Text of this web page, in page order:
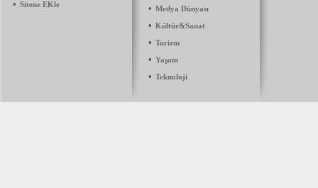
• Sitene EKle • Medya Dünyası
• Kültür&Sanat
• Turizm
• Yaşam
• Teknoloji